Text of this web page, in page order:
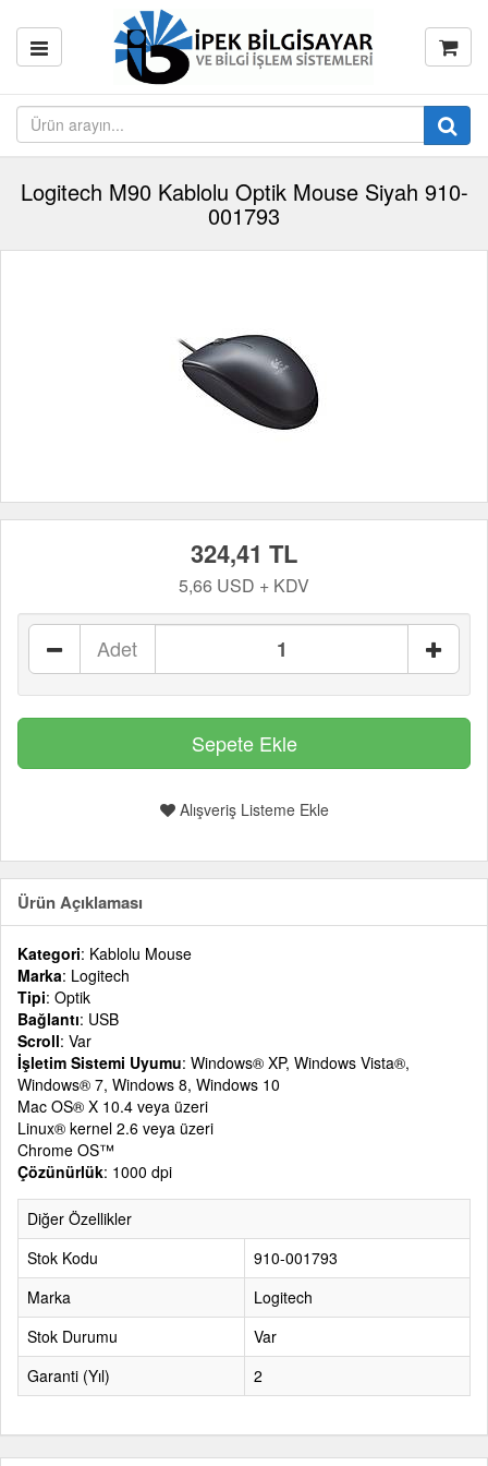
Logitech M90 Kablolu Optik Mouse Siyah 910-
001793
324,41 TL
5,66 USD + KDV
Adet
Alışveriş Listeme Ekle
Ürün Açıklaması
Kategori: Kablolu Mouse
Marka: Logitech
Tipi: Optik
Bağlantı: USB
Scroll: Var
İşletim Sistemi Uyumu: Windows® XP, Windows Vista®,
Windows® 7, Windows 8, Windows 10
Mac OS® X 10.4 veya üzeri
Linux® kernel 2.6 veya üzeri
Chrome OS™
Çözünürlük: 1000 dpi
Diğer Özellikler
Stok Kodu
910-001793
Marka
Logitech
Stok Durumu
Var
Garanti (Yıl)
2